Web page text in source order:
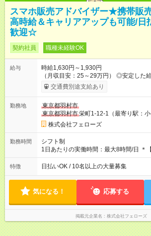
スマホ販売アドバイザー★携帯販
高時給＆キャリアアップも可能/日
歓迎☆
契約社員 職種未経験OK
給与
時給1,630円～1,930円
（月収目安：25～29万円） ◎安定した給与で安心！ 長期・フル
タイムで勤務いただける方にお越しいた
す。シフトが削られることはないので、
たいという人もいると思います。このあ
ので、お気軽にご相談ください！ ※2ヶ月の試用期間がありま
す。その間の給与・待遇に変更はありません。 【試用
用期間あり 試用期間の長さ：2ヶ月 雇
と同じです。
交通費別途支給あり
勤務地
東京都羽村市
東京都羽村市栄町1-12-1（最寄り駅：小
株式会社フェローズ
勤務時間
シフト制
1日あたりの実働時間：最大8時間/日 ＊
(1) 10:00～19:00 (2) 11:00～20:00 (3)
いずれも実働8時間・休憩1時間です。中
たい」などあれば相談に応じますのでお
特徴 日払いOK / 10名以上の大量募集
気になる！ 応募する
掲載元企業名 株式会社フェローズ